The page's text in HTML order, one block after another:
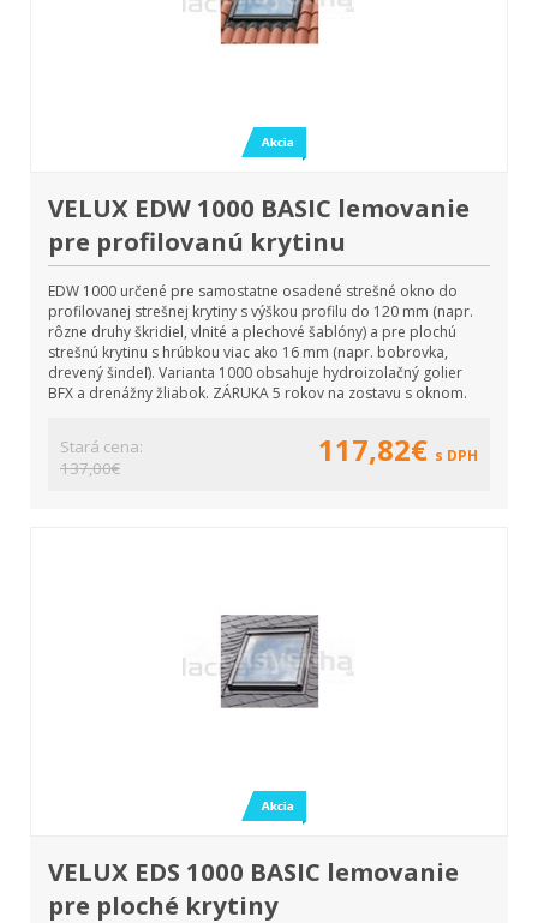
VELUX EDW 1000 BASIC lemovanie
pre profilovanú krytinu
EDW 1000 určené pre samostatne osadené strešné okno do
profilovanej strešnej krytiny s výškou profilu do 120 mm (napr.
rôzne druhy škridiel, vlnité a plechové šablóny) a pre plochú
strešnú krytinu s hrúbkou viac ako 16 mm (napr. bobrovka,
drevený šindeľ). Varianta 1000 obsahuje hydroizolačný golier
BFX a drenážny žliabok. ZÁRUKA 5 rokov na zostavu s oknom.
Stará cena:
137,00€
117,82€ s DPH
VELUX EDS 1000 BASIC lemovanie
pre ploché krytiny